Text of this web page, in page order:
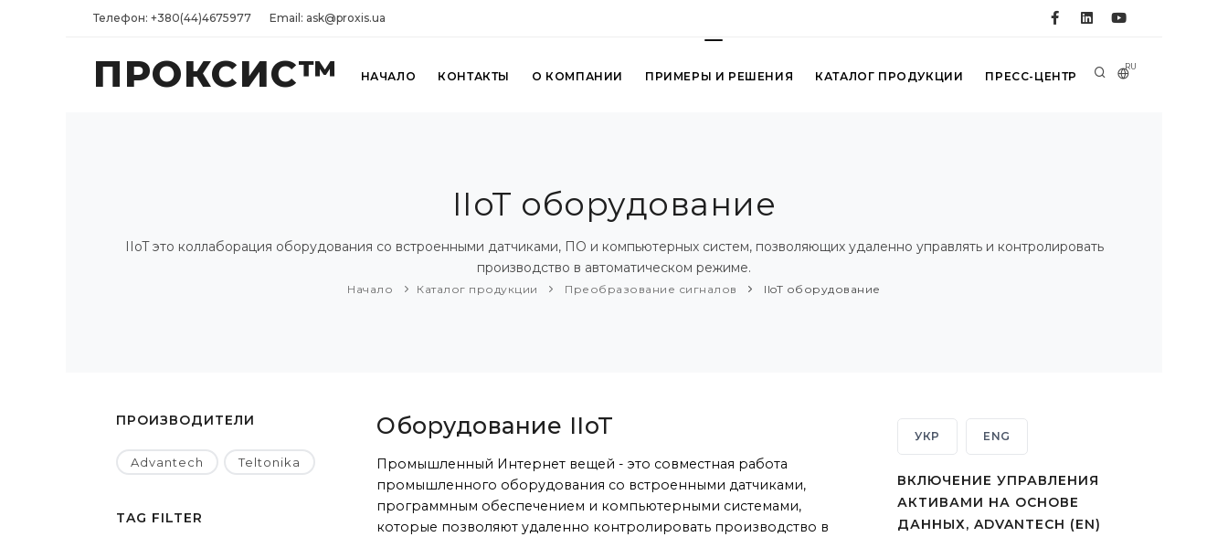
Телефон: +380(44)4675977 Email: ask@proxis.ua
ПРОКСИС™ RU
НАЧАЛО КОНТАКТЫ О КОМПАНИИ ПРИМЕРЫ И РЕШЕНИЯ КАТАЛОГ ПРОДУКЦИИ ПРЕСС-ЦЕНТР
IIoT оборудование
IIoT это коллаборация оборудования со встроенными датчиками, ПО и компьютерных систем, позволяющих удаленно управлять и контролировать
производство в автоматическом режиме.
Начало Каталог продукции Преобразование сигналов IIoT оборудование
ПРОИЗВОДИТЕЛИ
Advantech Teltonika
TAG FILTER
Оборудование IIoT
Промышленный Интернет вещей - это совместная работа
промышленного оборудования со встроенными датчиками,
программным обеспечением и компьютерными системами,
которые позволяют удаленно контролировать производство в
УКР ENG
ВКЛЮЧЕНИЕ УПРАВЛЕНИЯ
АКТИВАМИ НА ОСНОВЕ
ДАННЫХ, ADVANTECH (EN)